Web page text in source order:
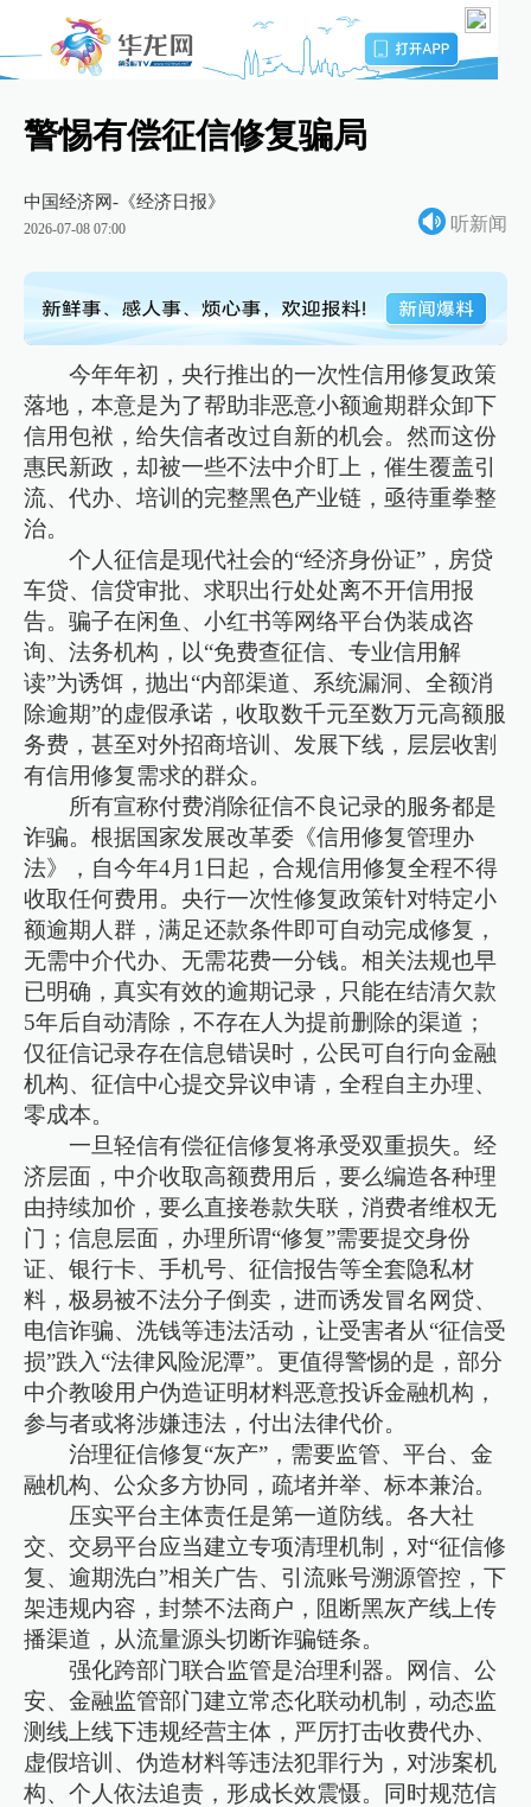
警惕有偿征信修复骗局
中国经济网-《经济日报》
2026-07-08 07:00 听新闻
今年年初，央行推出的一次性信用修复政策
落地，本意是为了帮助非恶意小额逾期群众卸下
信用包袱，给失信者改过自新的机会。然而这份
惠民新政，却被一些不法中介盯上，催生覆盖引
流、代办、培训的完整黑色产业链，亟待重拳整
治。
个人征信是现代社会的“经济身份证”，房贷
车贷、信贷审批、求职出行处处离不开信用报
告。骗子在闲鱼、小红书等网络平台伪装成咨
询、法务机构，以“免费查征信、专业信用解
读”为诱饵，抛出“内部渠道、系统漏洞、全额消
除逾期”的虚假承诺，收取数千元至数万元高额服
务费，甚至对外招商培训、发展下线，层层收割
有信用修复需求的群众。
所有宣称付费消除征信不良记录的服务都是
诈骗。根据国家发展改革委《信用修复管理办
法》，自今年4月1日起，合规信用修复全程不得
收取任何费用。央行一次性修复政策针对特定小
额逾期人群，满足还款条件即可自动完成修复，
无需中介代办、无需花费一分钱。相关法规也早
已明确，真实有效的逾期记录，只能在结清欠款
5年后自动清除，不存在人为提前删除的渠道；
仅征信记录存在信息错误时，公民可自行向金融
机构、征信中心提交异议申请，全程自主办理、
零成本。
一旦轻信有偿征信修复将承受双重损失。经
济层面，中介收取高额费用后，要么编造各种理
由持续加价，要么直接卷款失联，消费者维权无
门；信息层面，办理所谓“修复”需要提交身份
证、银行卡、手机号、征信报告等全套隐私材
料，极易被不法分子倒卖，进而诱发冒名网贷、
电信诈骗、洗钱等违法活动，让受害者从“征信受
损”跌入“法律风险泥潭”。更值得警惕的是，部分
中介教唆用户伪造证明材料恶意投诉金融机构，
参与者或将涉嫌违法，付出法律代价。
治理征信修复“灰产”，需要监管、平台、金
融机构、公众多方协同，疏堵并举、标本兼治。
压实平台主体责任是第一道防线。各大社
交、交易平台应当建立专项清理机制，对“征信修
复、逾期洗白”相关广告、引流账号溯源管控，下
架违规内容，封禁不法商户，阻断黑灰产线上传
播渠道，从流量源头切断诈骗链条。
强化跨部门联合监管是治理利器。网信、公
安、金融监管部门建立常态化联动机制，动态监
测线上线下违规经营主体，严厉打击收费代办、
虚假培训、伪造材料等违法犯罪行为，对涉案机
构、个人依法追责，形成长效震慑。同时规范信